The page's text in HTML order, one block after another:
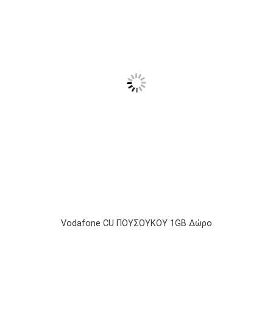
Vodafone CU ΠΟΥΣΟΥΚΟΥ 1GB Δώρο